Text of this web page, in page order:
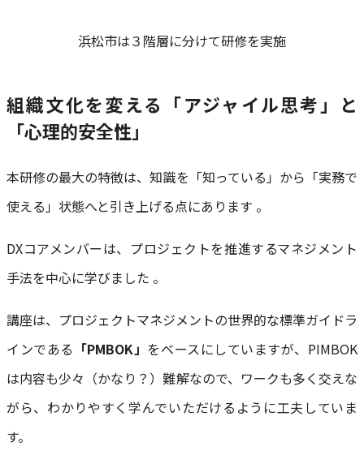
浜松市は３階層に分けて研修を実施
組織文化を変える「アジャイル思考」と
「心理的安全性」
本研修の最大の特徴は、知識を「知っている」から「実務で
使える」状態へと引き上げる点にあります 。
DXコアメンバーは、プロジェクトを推進するマネジメント
手法を中心に学びました 。
講座は、プロジェクトマネジメントの世界的な標準ガイドラ
インである 「PMBOK」 をベースにしていますが、PIMBOK
は内容も少々（かなり？）難解なので、ワークも多く交えな
がら、わかりやすく学んでいただけるように工夫していま
す。